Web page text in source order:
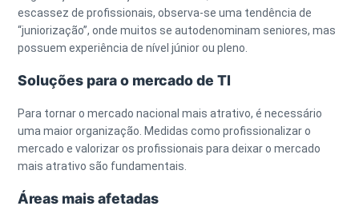
escassez de profissionais, observa-se uma tendência de
“juniorização”, onde muitos se autodenominam seniores, mas
possuem experiência de nível júnior ou pleno.
Soluções para o mercado de TI
Para tornar o mercado nacional mais atrativo, é necessário
uma maior organização. Medidas como profissionalizar o
mercado e valorizar os profissionais para deixar o mercado
mais atrativo são fundamentais.
Áreas mais afetadas